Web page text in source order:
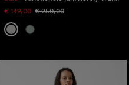
€ 149,00 € 250,00